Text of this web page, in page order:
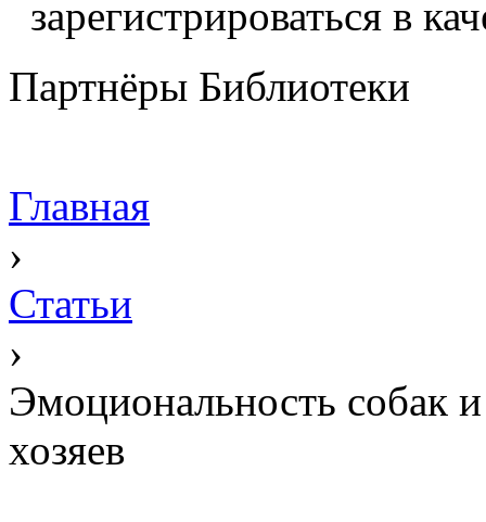
зарегистрироваться в
Партнёры Библиотеки
Главная
›
Статьи
›
Эмоциональность собак
хозяев